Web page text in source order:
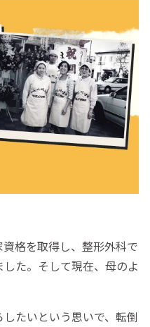
格を取得し、整形外科で
た。そして現在、母のよ
たいという思いで、転倒